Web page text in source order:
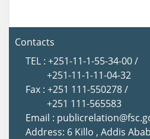
Contacts
TEL : +251-11-1-55-34-00 /
+251-11-1-11-04-32
Fax : +251 111-550278 /
+251 111-565583
Email :
Address: 6 Killo , Addis